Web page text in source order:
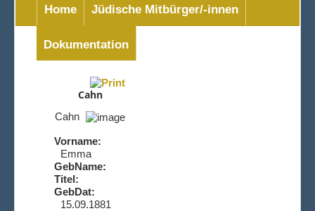
Home Jüdische Mitbürger/-innen
Dokumentation
Cahn
Cahn
Vorname:
Emma
GebName:
Titel:
GebDat:
15.09.1881